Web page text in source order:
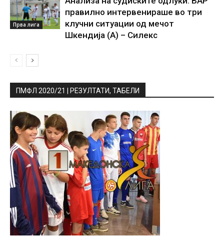
Прва лига
правилно интервенираше во три
клучни ситуации од мечот
Шкендија (А) – Силекс
ПМФЛ 2020/21 | РЕЗУЛТАТИ, ТАБЕЛИ